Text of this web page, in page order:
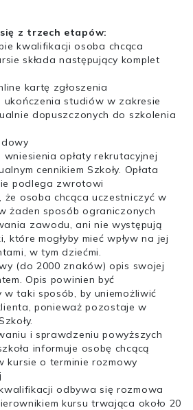
z trzech etapów:
kwalifikacji osoba chcąca
składa następujący komplet
kartę zgłoszenia
ukończenia studiów w zakresie
dopuszczonych do szkolenia
opłaty rekrutacyjnej
cennikiem Szkoły. Opłata
podlega zwrotowi
że osoba chcąca uczestniczyć w
żaden sposób ograniczonych
zawodu, ani nie występują
które mogłyby mieć wpływ na jej
w tym dziećmi.
(do 2000 znaków) opis swojej
Opis powinien być
taki sposób, by uniemożliwić
ponieważ pozostaje w
i sprawdzeniu powyższych
informuje osobę chcącą
kursie o terminie rozmowy
odbywa się rozmowa
kursu trwająca około 20